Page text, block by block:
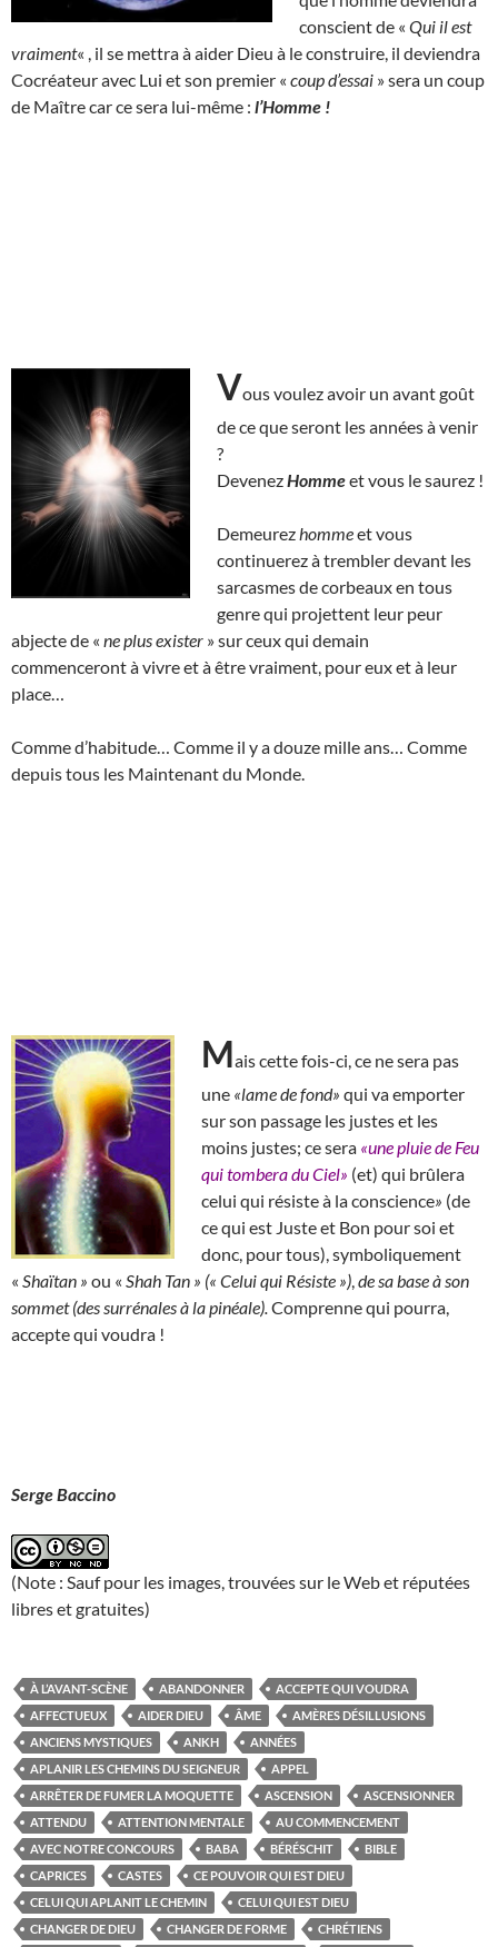
conscient de « Qui il est
vraiment« , il se mettra à aider Dieu à le construire, il deviendra
Cocréateur avec Lui et son premier « coup d’essai » sera un coup
de Maître car ce sera lui-même : l’Homme !
Vous voulez avoir un avant goût
de ce que seront les années à venir
?
DevenezHommeet vous le saurez !
Demeurez hommeet vous
continuerez à trembler devant les
sarcasmes de corbeaux en tous
genre qui projettent leur peur
abjecte de « ne plus exister » sur ceux qui demain
commenceront à vivre et à être vraiment, pour eux et à leur
place…
Comme d’habitude… Comme il y a douze mille ans… Comme
depuis tous les Maintenant du Monde.
Mais cette fois-ci, ce ne sera pas
une «lame de fond» qui va emporter
sur son passage les justes et les
moins justes; ce sera «une pluie de Feu
qui tombera du Ciel» (et) qui brûlera
celui qui résiste à la conscience» (de
ce qui est Juste et Bon pour soi et
donc, pour tous), symboliquement
« Shaïtan » ou « Shah Tan » (« Celui qui Résiste ») de sa base à son
sommet (des surrénales à la pinéale). Comprenne qui pourra,
accepte qui voudra !
Serge Baccino
(Note : Sauf pour les images, trouvées sur le Web et réputées
libres et gratuites)
À L’AVANT-SCÈNE ABANDONNER
ACCEPTE QUI VOUDRA
AFFECTUEUX
AIDER DIEU ÂME
AMÈRES DÉSILLUSIONS
ANCIENS MYSTIQUES
ANKH
ANNÉES
APLANIR LES CHEMINS DU SEIGNEUR
APPEL
ARRÊTER DE FUMER LA MOQUETTE
ASCENSION
ASCENSIONNER
ATTENDU
ATTENTION MENTALE
AU COMMENCEMENT
AVEC NOTRE CONCOURS
BABA BÉRÉSCHIT
BIBLE
CAPRICES
CASTES
CE POUVOIR QUI EST DIEU
CELUI QUI APLANIT LE CHEMIN
CELUI QUI EST DIEU
CHANGER DE DIEU
CHANGER DE FORME CHRÉTIENS